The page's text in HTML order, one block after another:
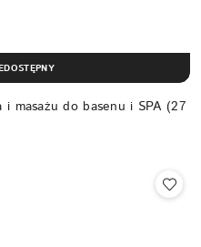
masażu do basenu i SPA (27